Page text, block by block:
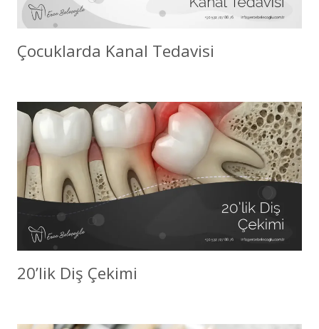
Çocuklarda Kanal Tedavisi
20’lik Diş Çekimi